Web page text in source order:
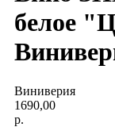
белое
Виниверия
1690,00
р.